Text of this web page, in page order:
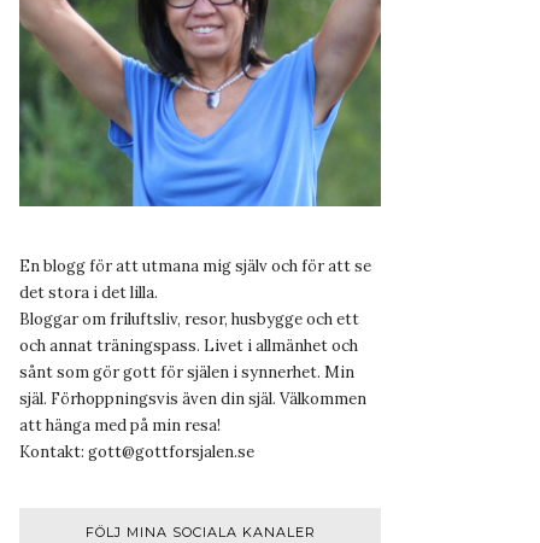
En blogg för att utmana mig själv och för att se
det stora i det lilla.
Bloggar om friluftsliv, resor, husbygge och ett
och annat träningspass. Livet i allmänhet och
sånt som gör gott för själen i synnerhet. Min
själ. Förhoppningsvis även din själ. Välkommen
att hänga med på min resa!
Kontakt: gott@gottforsjalen.se
FÖLJ MINA SOCIALA KANALER